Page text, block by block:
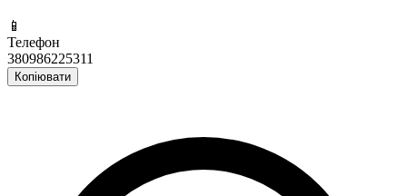
📱
Телефон
380986225311
Копіювати